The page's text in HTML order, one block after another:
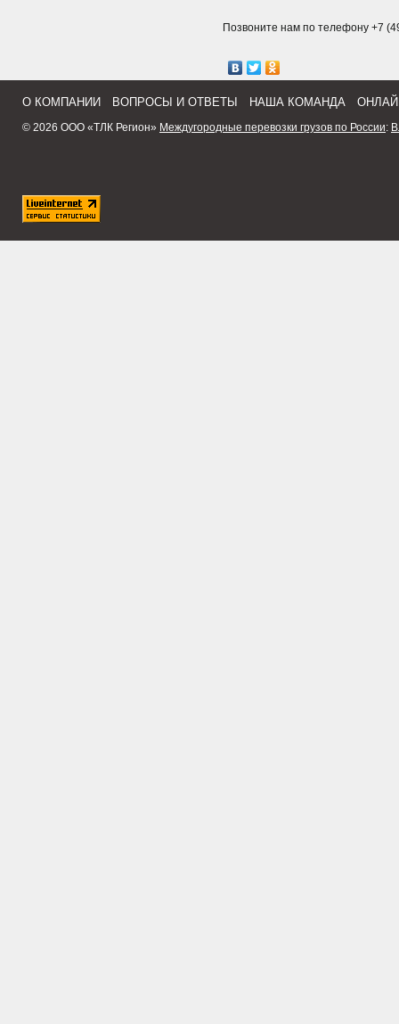
Позвоните нам по телефону +7
О КОМПАНИИ ВОПРОСЫ И ОТВЕТЫ НАША КОМАНДА
© 2026 ООО «ТЛК Регион» Междугородные перевозки грузов по России: